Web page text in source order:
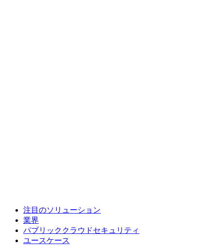
注目のソリューション
業界
パブリッククラウドセキュリティ
ユースケース